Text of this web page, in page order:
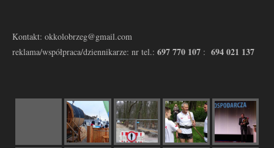
Kontakt: okkolobrzeg@gmail.com
reklama/współpraca/dziennikarze: nr tel.: 697 770 107 : 694 021 137